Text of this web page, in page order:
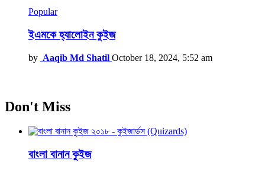
Popular
ইএমকে হ্যালোইন কুইজ
by Aaqib Md Shatil October 18, 2024, 5:52 am
Don't Miss
বাংলা বানান কুইজ